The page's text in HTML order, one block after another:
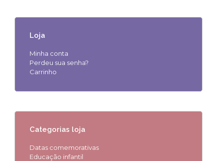
Loja
Minha conta
Perdeu sua senha?
Carrinho
Categorias loja
Datas comemorativas
Educação infantil